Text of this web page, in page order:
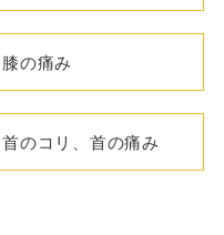
膝の痛み
首のコリ、首の痛み